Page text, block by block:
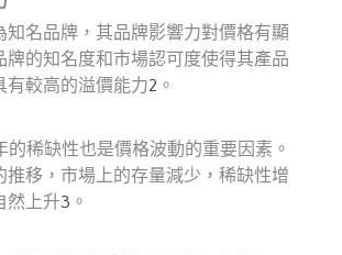
知名品牌，其品牌影響力對價格有顯
牌的知名度和市場認可度使得其產品
有較高的溢價能力2 。
的稀缺性也是價格波動的重要因素。
推移，市場上的存量減少，稀缺性增
然上升3 。